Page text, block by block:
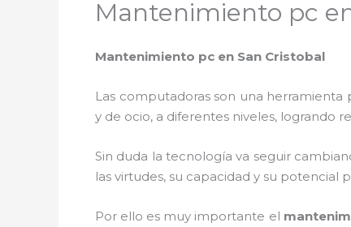
Mantenimiento pc
Mantenimiento pc en San Cristobal
Las computadoras son una
y de ocio, a diferentes niveles, logrando
Sin duda la tecnología va seguir
las virtudes, su capacidad y su potencial
Por ello es muy importante el